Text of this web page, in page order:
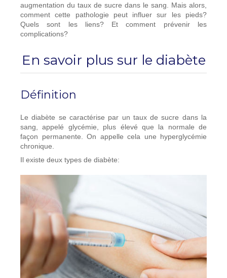
augmentation du taux de sucre dans le sang. Mais alors,
comment cette pathologie peut influer sur les pieds?
Quels sont les liens? Et comment prévenir les
complications?
En savoir plus sur le diabète
Définition
Le diabète se caractérise par un taux de sucre dans la
sang, appelé glycémie, plus élevé que la normale de
façon permanente. On appelle cela une hyperglycémie
chronique.
Il existe deux types de diabète: